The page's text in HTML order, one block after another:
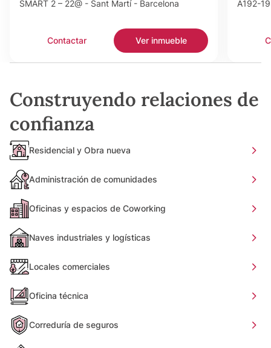
SMART 2 – 22@ - Sant Martí - Barcelona
Contactar Ver inmueble
A192-
Construyendo relaciones de
confianza
Residencial y Obra nueva
Administración de comunidades
Oficinas y espacios de Coworking
Naves industriales y logísticas
Locales comerciales
Oficina técnica
Correduría de seguros